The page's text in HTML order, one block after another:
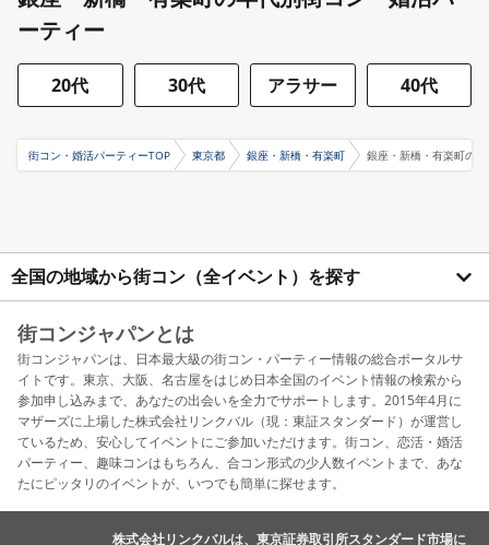
ーティー
20代 30代 アラサー 40代
街コン・婚活パーティーTOP 東京都 銀座・新橋・有楽町 銀座・新橋・有楽町の
全国の地域から街コン（全イベント）を探す
街コンジャパンとは
街コンジャパンは、日本最大級の街コン・パーティー情報の総合ポータルサ
イトです。東京、大阪、名古屋をはじめ日本全国のイベント情報の検索から
参加申し込みまで、あなたの出会いを全力でサポートします。2015年4月に
マザーズに上場した株式会社リンクバル（現：東証スタンダード）が運営し
ているため、安心してイベントにご参加いただけます。街コン、恋活・婚活
パーティー、趣味コンはもちろん、合コン形式の少人数イベントまで、あな
たにピッタリのイベントが、いつでも簡単に探せます。
株式会社リンクバルは、東京証券取引所スタンダード市場に